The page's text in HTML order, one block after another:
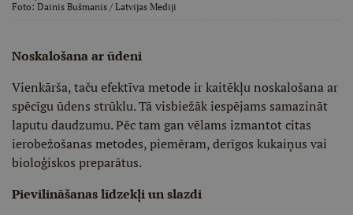
Foto: Dainis Bušmanis / Latvijas Mediji
Noskalošana ar ūdeni
Vienkārša, taču efektīva metode ir kaitēkļu noskalošana ar
spēcīgu ūdens strūklu. Tā visbiežāk iespējams samazināt
laputu daudzumu. Pēc tam gan vēlams izmantot citas
ierobežošanas metodes, piemēram, derīgos kukaiņus vai
bioloģiskos preparātus.
Pievilināšanas līdzekļi un slazdi